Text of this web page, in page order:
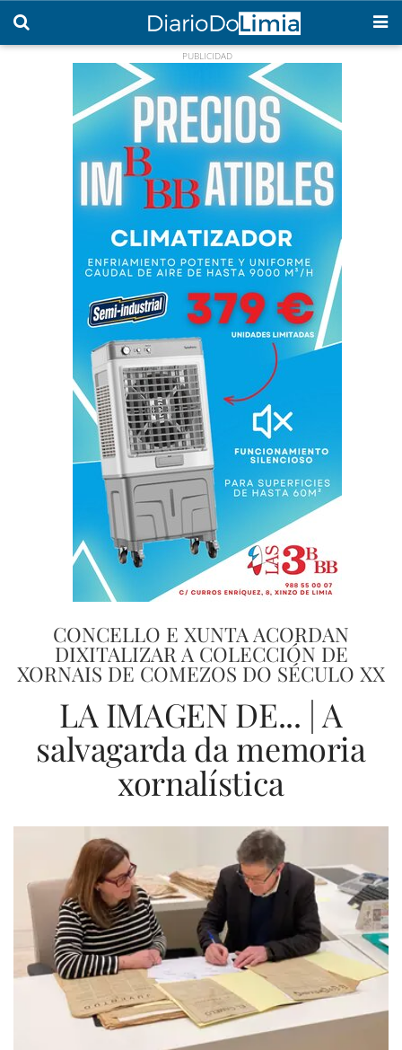
CONCELLO E XUNTA ACORDAN
DIXITALIZAR A COLECCIÓN DE
XORNAIS DE COMEZOS DO SÉCULO XX
LA IMAGEN DE... | A
salvagarda da memoria
xornalística